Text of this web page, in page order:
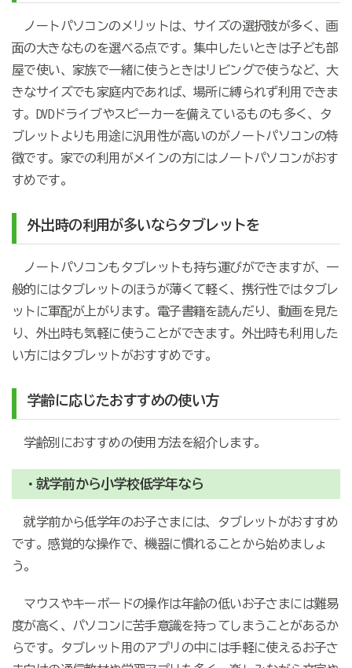
ノートパソコンのメリットは、サイズの選択肢が多く、画
面の大きなものを選べる点です。集中したいときは子ども部
屋で使い、家族で一緒に使うときはリビングで使うなど、大
きなサイズでも家庭内であれば、場所に縛られず利用できま
す。DVDドライブやスピーカーを備えているものも多く、タ
ブレットよりも用途に汎用性が高いのがノートパソコンの特
徴です。家での利用がメインの方にはノートパソコンがおす
すめです。
外出時の利用が多いならタブレットを
ノートパソコンもタブレットも持ち運びができますが、一
般的にはタブレットのほうが薄くて軽く、携行性ではタブレ
ットに軍配が上がります。電子書籍を読んだり、動画を見た
り、外出時も気軽に使うことができます。外出時も利用した
い方にはタブレットがおすすめです。
学齢に応じたおすすめの使い方
学齢別におすすめの使用方法を紹介します。
・就学前から小学校低学年なら
就学前から低学年のお子さまには、タブレットがおすすめ
です。感覚的な操作で、機器に慣れることから始めましょ
う。
マウスやキーボードの操作は年齢の低いお子さまには難易
度が高く、パソコンに苦手意識を持ってしまうことがあるか
らです。タブレット用のアプリの中には手軽に使えるお子さ